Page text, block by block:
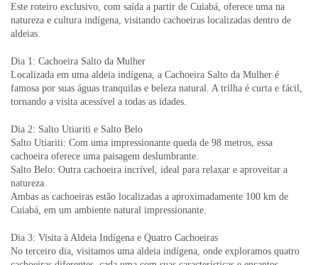
Este roteiro exclusivo, com saída a partir de Cuiabá, oferece uma na
natureza e cultura indígena, visitando cachoeiras localizadas dentro de
aldeias.
Dia 1: Cachoeira Salto da Mulher
Localizada em uma aldeia indígena, a Cachoeira Salto da Mulher é
famosa por suas águas tranquilas e beleza natural. A trilha é curta e fácil,
tornando a visita acessível a todas as idades.
Dia 2: Salto Utiariti e Salto Belo
Salto Utiariti: Com uma impressionante queda de 98 metros, essa
cachoeira oferece uma paisagem deslumbrante.
Salto Belo: Outra cachoeira incrível, ideal para relaxar e aproveitar a
natureza.
Ambas as cachoeiras estão localizadas a aproximadamente 100 km de
Cuiabá, em um ambiente natural impressionante.
Dia 3: Visita à Aldeia Indígena e Quatro Cachoeiras
No terceiro dia, visitamos uma aldeia indígena, onde exploramos quatro